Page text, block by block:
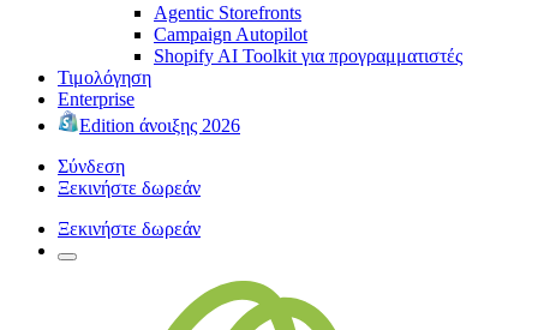
Agentic Storefronts
Campaign Autopilot
Shopify AI Toolkit για προγραμματιστές
Τιμολόγηση
Enterprise
Edition άνοιξης 2026
Σύνδεση
Ξεκινήστε δωρεάν
Ξεκινήστε δωρεάν